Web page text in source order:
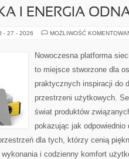
I ENERGIA
- 27 - 2026 MOŻLIWOŚĆ
Nowoczesna platforma
to miejsce stworzone dla
praktycznych inspiracji do
przestrzeni użytkowych.
świat produktów
pokazując jak odpowiednio
dla tych, którzy cenią
wykonania i codzienny komfort